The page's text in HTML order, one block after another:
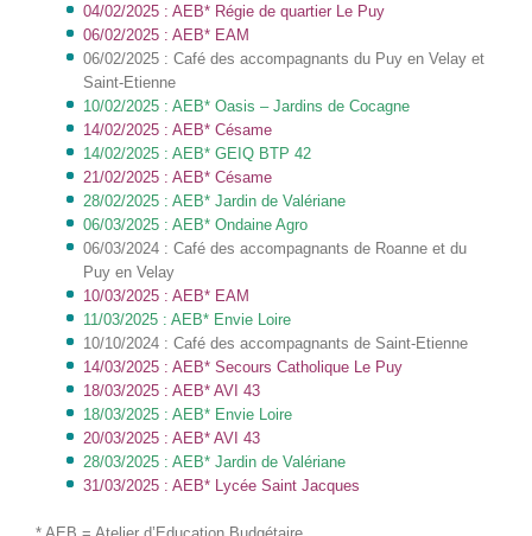
04/02/2025 : AEB* Régie de quartier Le Puy
06/02/2025 : AEB* EAM
06/02/2025 : Café des accompagnants du Puy en Velay et
Saint-Etienne
10/02/2025 : AEB* Oasis – Jardins de Cocagne
14/02/2025 : AEB* Césame
14/02/2025 : AEB* GEIQ BTP 42
21/02/2025 : AEB* Césame
28/02/2025 : AEB* Jardin de Valériane
06/03/2025 : AEB* Ondaine Agro
06/03/2024 : Café des accompagnants de Roanne et du
Puy en Velay
10/03/2025 : AEB* EAM
11/03/2025 : AEB* Envie Loire
10/10/2024 : Café des accompagnants de Saint-Etienne
14/03/2025 : AEB* Secours Catholique Le Puy
18/03/2025 : AEB* AVI 43
18/03/2025 : AEB* Envie Loire
20/03/2025 : AEB* AVI 43
28/03/2025 : AEB* Jardin de Valériane
31/03/2025 : AEB* Lycée Saint Jacques